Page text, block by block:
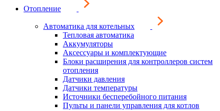
Отопление
Автоматика для котельных
Тепловая автоматика
Аккумуляторы
Аксессуары и комплектующие
Блоки расширения для контроллеров систем
отопления
Датчики давления
Датчики температуры
Источники бесперебойного питания
Пульты и панели управления для котлов